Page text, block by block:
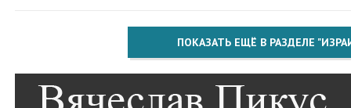
ПОКАЗАТЬ ЕЩЁ В РАЗДЕЛЕ